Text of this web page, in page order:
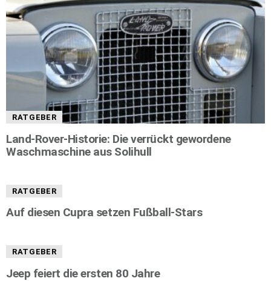
RATGEBER
Land-Rover-Historie: Die verrückt gewordene
Waschmaschine aus Solihull
RATGEBER
Auf diesen Cupra setzen Fußball-Stars
RATGEBER
Jeep feiert die ersten 80 Jahre